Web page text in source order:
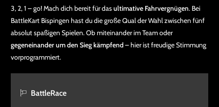
3, 2, 1 – go! Mach dich bereit für dasultimative Fahrvergnügen. Bei
BattleKart Bispingen hast du die große Qual der Wahl zwischen fünf
absolut spaßigen Spielen. Ob miteinander im Team oder
gegeneinander um den Sieg kämpfend– hier ist freudige Stimmung
vorprogrammiert.
BattleRace